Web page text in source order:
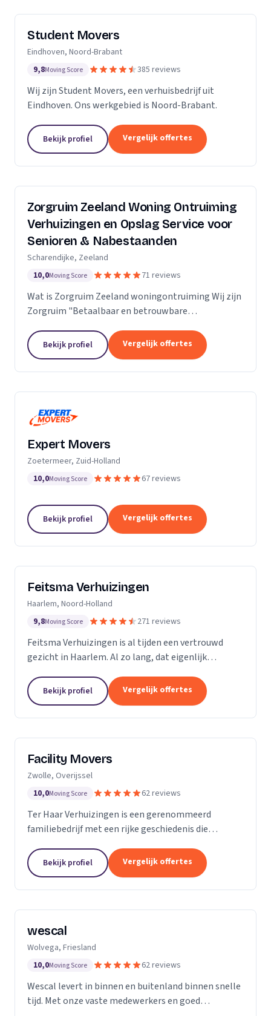
Student Movers
Eindhoven, Noord-Brabant
9,8Moving Score 385 reviews
Wij zijn Student Movers, een verhuisbedrijf uit
Eindhoven. Ons werkgebied is Noord-Brabant.
Bekijk profiel Vergelijk offertes
Zorgruim Zeeland Woning Ontruiming
Verhuizingen en Opslag Service voor
Senioren & Nabestaanden
Scharendijke, Zeeland
10,0Moving Score 71 reviews
Wat is Zorgruim Zeeland woningontruiming Wij zijn
Zorgruim "Betaalbaar en betrouwbare
kleine verhuizingen.” Onze Kwaliteit is namelijk zo
ongelofelijk...
Bekijk profiel Vergelijk offertes
Expert Movers
Zoetermeer, Zuid-Holland
10,0Moving Score 67 reviews
Bekijk profiel Vergelijk offertes
Feitsma Verhuizingen
Haarlem, Noord-Holland
9,8Moving Score 271 reviews
Feitsma Verhuizingen is al tijden een vertrouwd
gezicht in Haarlem. Al zo lang, dat eigenlijk
ooit begonnen is met verhuizen. De eerste
advertenties van...
Bekijk profiel Vergelijk offertes
Facility Movers
Zwolle, Overijssel
10,0Moving Score 62 reviews
Ter Haar Verhuizingen is een gerenommeerd
familiebedrijf met een rijke geschiedenis die
gespecialiseerd in het bieden van naadloze en
zorgeloze verhuisdiensten...
Bekijk profiel Vergelijk offertes
wescal
Wolvega, Friesland
10,0Moving Score 62 reviews
Wescal levert in binnen en buitenland binnen snelle
tijd. Met onze vaste medewerkers en goed